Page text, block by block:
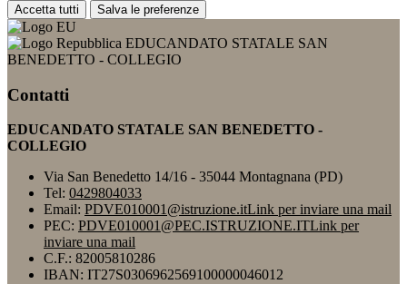
Accetta tutti Salva le preferenze
EDUCANDATO STATALE SAN
BENEDETTO - COLLEGIO
Contatti
EDUCANDATO STATALE SAN BENEDETTO -
COLLEGIO
Via San Benedetto 14/16 - 35044 Montagnana (PD)
Tel: 0429804033
Email: PDVE010001@istruzione.itLink per inviare una mail
PEC: PDVE010001@PEC.ISTRUZIONE.ITLink per
inviare una mail
C.F.: 82005810286
IBAN: IT27S0306962569100000046012